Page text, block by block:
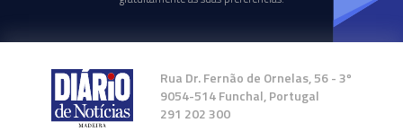
Rua Dr. Fernão de Ornelas, 56 - 3º
9054-514 Funchal, Portugal
291 202 300